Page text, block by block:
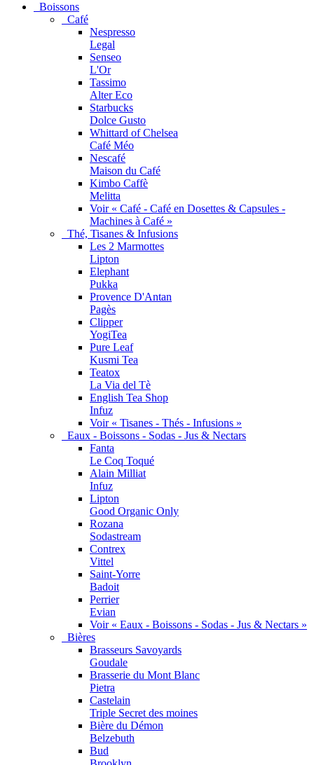
Boissons
Café
Nespresso
Legal
Senseo
L'Or
Tassimo
Alter Eco
Starbucks
Dolce Gusto
Whittard of Chelsea
Café Méo
Nescafé
Maison du Café
Kimbo Caffè
Melitta
Voir « Café - Café en Dosettes & Capsules -
Machines à Café »
Thé, Tisanes & Infusions
Les 2 Marmottes
Lipton
Elephant
Pukka
Provence D'Antan
Pagès
Clipper
YogiTea
Pure Leaf
Kusmi Tea
Teatox
La Via del Tè
English Tea Shop
Infuz
Voir « Tisanes - Thés - Infusions »
Eaux - Boissons - Sodas - Jus & Nectars
Fanta
Le Coq Toqué
Alain Milliat
Infuz
Lipton
Good Organic Only
Rozana
Sodastream
Contrex
Vittel
Saint-Yorre
Badoit
Perrier
Evian
Voir « Eaux - Boissons - Sodas - Jus & Nectars »
Bières
Brasseurs Savoyards
Goudale
Brasserie du Mont Blanc
Pietra
Castelain
Triple Secret des moines
Bière du Démon
Belzebuth
Bud